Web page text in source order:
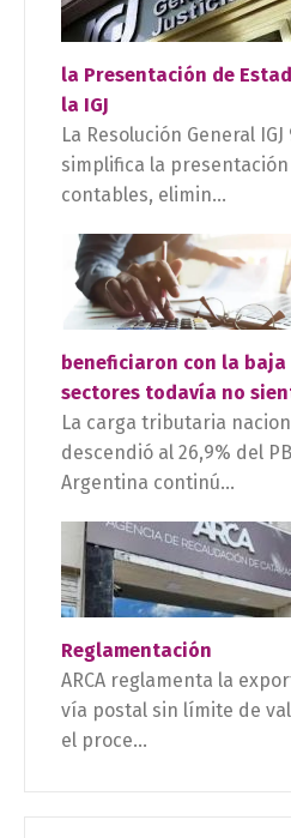
la Presentación de
la IGJ
La Resolución General
simplifica la
contables, elimin...
beneficiaron con la baja
sectores todavía no
La carga tributaria
descendió al 26,9% del
Argentina continú...
Reglamentación
ARCA reglamenta la
vía postal sin límite de
el proce...